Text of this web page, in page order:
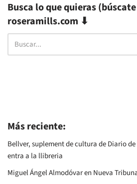
Busca lo que quieras
roseramills.com ⬇
Más reciente:
Bellver, suplement de cultura de Diario
entra a la llibreria
Miguel Ángel Almodóvar en Nueva